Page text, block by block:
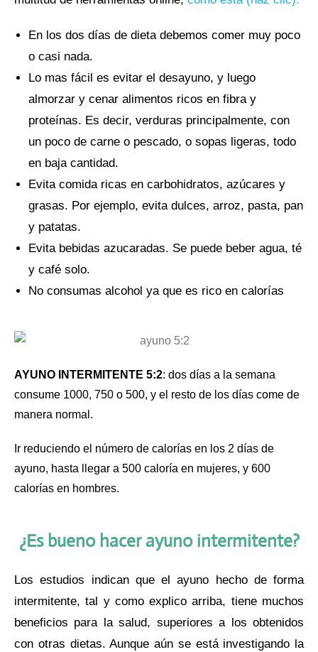
En los dos días de dieta debemos comer muy poco
o casi nada.
Lo mas fácil es evitar el desayuno, y luego
almorzar y cenar alimentos ricos en fibra y
proteínas. Es decir, verduras principalmente, con
un poco de carne o pescado, o sopas ligeras, todo
en baja cantidad.
Evita comida ricas en carbohidratos, azúcares y
grasas. Por ejemplo, evita dulces, arroz, pasta, pan
y patatas.
Evita bebidas azucaradas. Se puede beber agua, té
y café solo.
No consumas alcohol ya que es rico en calorías
AYUNO INTERMITENTE 5:2: dos días a la semana
consume 1000, 750 o 500, y el resto de los días come de
manera normal.
Ir reduciendo el número de calorías en los 2 días de
ayuno, hasta llegar a 500 caloría en mujeres, y 600
calorías en hombres.
¿Es bueno hacer ayuno intermitente?
Los estudios indican que el ayuno hecho de forma
intermitente, tal y como explico arriba, tiene muchos
beneficios para la salud, superiores a los obtenidos
con otras dietas. Aunque aún se está investigando la